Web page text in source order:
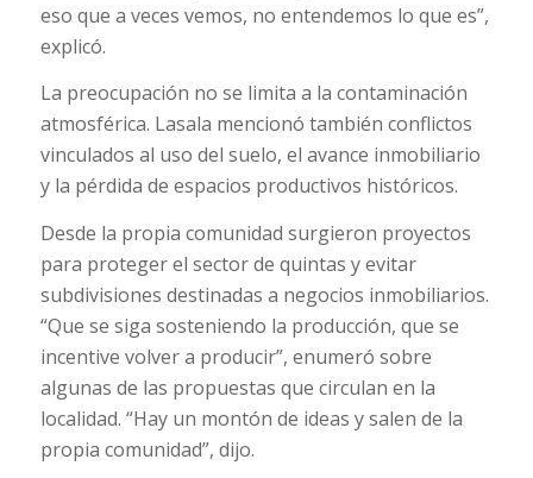
eso que a veces vemos, no entendemos lo que es”,
explicó.
La preocupación no se limita a la contaminación
atmosférica. Lasala mencionó también conflictos
vinculados al uso del suelo, el avance inmobiliario
y la pérdida de espacios productivos históricos.
Desde la propia comunidad surgieron proyectos
para proteger el sector de quintas y evitar
subdivisiones destinadas a negocios inmobiliarios.
“Que se siga sosteniendo la producción, que se
incentive volver a producir”, enumeró sobre
algunas de las propuestas que circulan en la
localidad. “Hay un montón de ideas y salen de la
propia comunidad”, dijo.